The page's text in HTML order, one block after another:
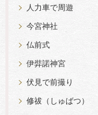
人力車で周遊
今宮神社
仏前式
伊弉諾神宮
伏見で前撮り
修祓（しゅばつ）